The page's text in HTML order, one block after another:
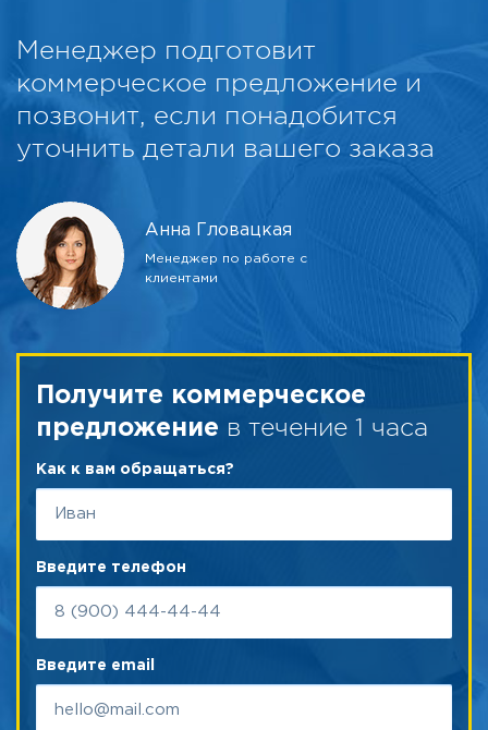
Менеджер подготовит
коммерческое предложение и
позвонит, если понадобится
уточнить детали вашего заказа
Анна Гловацкая
Менеджер по работе с
клиентами
Получите коммерческое
предложение в течение 1 часа
Как к вам обращаться?
Введите телефон
Введите email